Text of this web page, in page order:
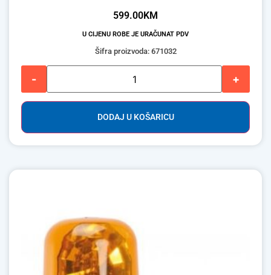
599.00KM
U CIJENU ROBE JE URAČUNAT PDV
Šifra proizvoda: 671032
- +
DODAJ U KOŠARICU